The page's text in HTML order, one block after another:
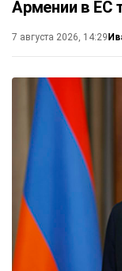
Армении в ЕС
7 августа 2026, 14:29